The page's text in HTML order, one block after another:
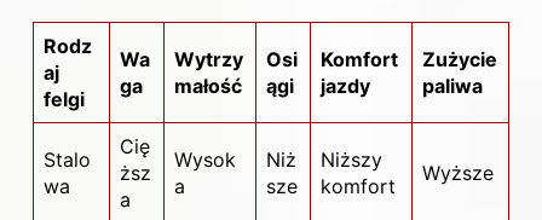
Rodz
aj
felgi
Wa
ga
Wytrzy
małość
Osi
ągi
Komfort
jazdy
Zużycie
paliwa
Stalo
wa
Cię
ższ
a
Wysok
a
Niż
sze
Niższy
komfort
Wyższe